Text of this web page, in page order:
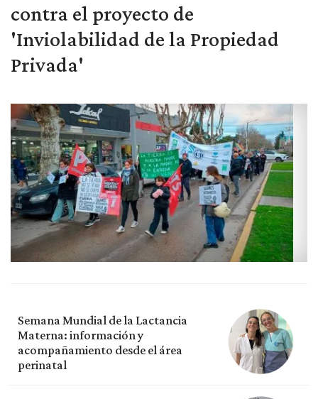
contra el proyecto de
'Inviolabilidad de la Propiedad
Privada'
Semana Mundial de la Lactancia
Materna: información y
acompañamiento desde el área
perinatal